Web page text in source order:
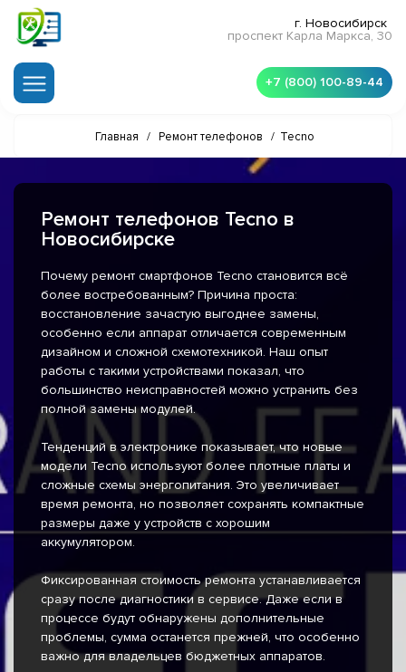
г. Новосибирск
проспект Карла Маркса, 30
+7 (800) 100-89-44
Главная / Ремонт телефонов / Tecno
Ремонт телефонов Tecno в
Новосибирске
Почему ремонт смартфонов Tecno становится всё
более востребованным? Причина проста:
восстановление зачастую выгоднее замены,
особенно если аппарат отличается современным
дизайном и сложной схемотехникой. Наш опыт
работы с такими устройствами показал, что
большинство неисправностей можно устранить без
полной замены модулей.
Тенденций в электронике показывает, что новые
модели Tecno используют более плотные платы и
сложные схемы энергопитания. Это увеличивает
время ремонта, но позволяет сохранять компактные
размеры даже у устройств с хорошим
аккумулятором.
Фиксированная стоимость ремонта устанавливается
сразу после диагностики в сервисе. Даже если в
процессе будут обнаружены дополнительные
проблемы, сумма останется прежней, что особенно
важно для владельцев бюджетных аппаратов.